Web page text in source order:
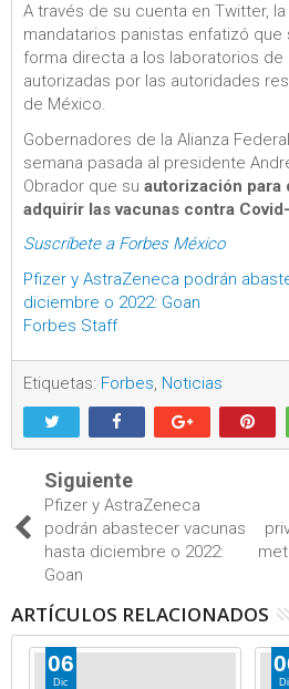
A través de su cuenta en Twitter,
mandatarios panistas enfatizó
forma directa a los laboratorios de
autorizadas por las autoridades
de México.
Gobernadores de la Alianza
semana pasada al presidente
Obrador que su autorización para
adquirir las vacunas contra
Suscríbete a Forbes México
Pfizer y AstraZeneca podrán
diciembre o 2022: Goan
Forbes Staff
Etiquetas: Forbes, Noticias
Siguiente
Pfizer y AstraZeneca
podrán abastecer vacunas
hasta diciembre o 2022:
Goan
ARTÍCULOS RELACIONADOS
06
Dic